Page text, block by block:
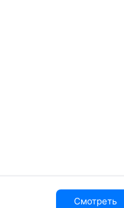
Смотреть